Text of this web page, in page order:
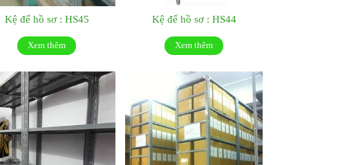
Kệ để hồ sơ : HS45
Xem thêm
Kệ để hồ sơ : HS44
Xem thêm